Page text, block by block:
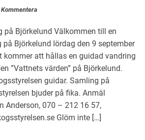
Kommentera
på Björkelund Välkommen till en
Björkelund lördag den 9 september
kommer att hållas en guidad vandring
”Vattnets värden” på Björkelund.
guidar. Samling på
bjuder på fika. Anmäl
Anderson, 070 – 212 16 57,
Glöm inte […]